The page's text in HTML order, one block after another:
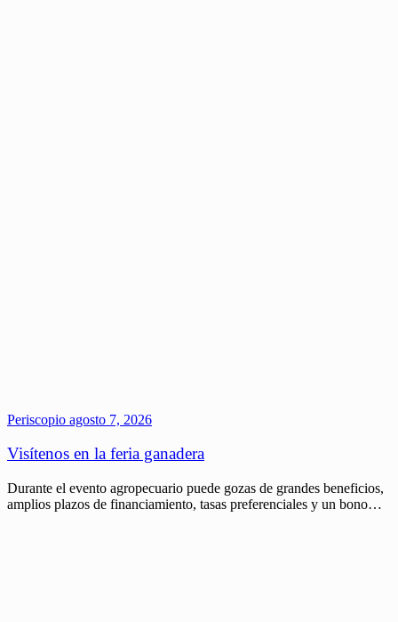
Periscopio agosto 7, 2026
Visítenos en la feria ganadera
Durante el evento agropecuario puede gozas de grandes beneficios,
amplios plazos de financiamiento, tasas preferenciales y un bono…